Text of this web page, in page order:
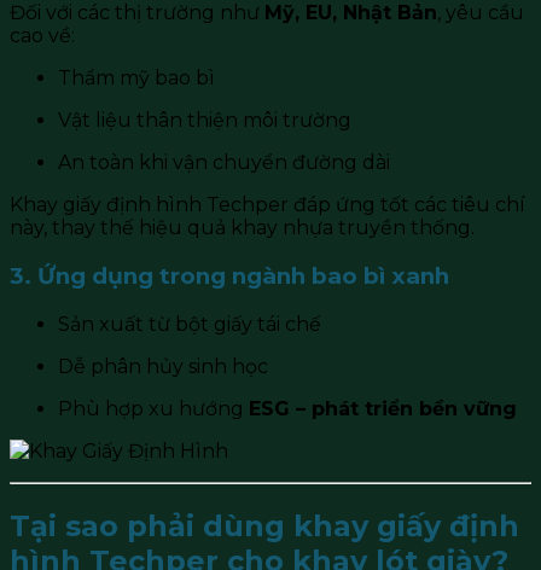
Đối với các thị trường như Mỹ, EU, Nhật Bản, yêu cầu
cao về:
Thẩm mỹ bao bì
Vật liệu thân thiện môi trường
An toàn khi vận chuyển đường dài
Khay giấy định hình Techper đáp ứng tốt các tiêu chí
này, thay thế hiệu quả khay nhựa truyền thống.
3. Ứng dụng trong ngành bao bì xanh
Sản xuất từ bột giấy tái chế
Dễ phân hủy sinh học
Phù hợp xu hướng ESG – phát triển bền vững
Tại sao phải dùng khay giấy định
hình Techper cho khay lót giày?